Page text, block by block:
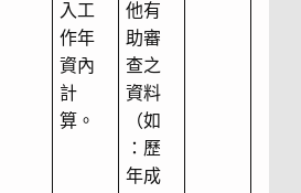
入工
作年
資內
計
算。
他有
助審
查之
資料
（如
：歷
年成